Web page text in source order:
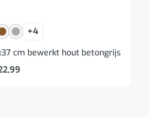
+4
cm bewerkt hout betongrijs